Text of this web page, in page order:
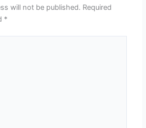
will not be published. Required
*